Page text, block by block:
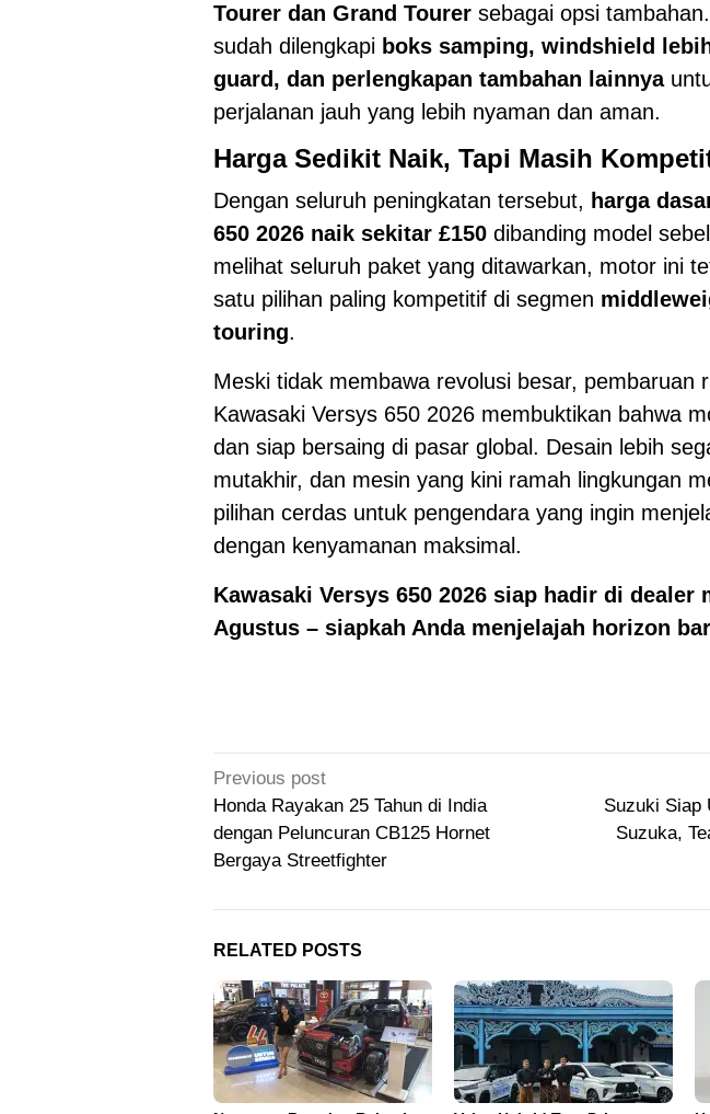
Tourer dan Grand Tourer sebagai opsi
sudah dilengkapi boks samping, windshield
guard, dan perlengkapan tambahan lainnya
perjalanan jauh yang lebih nyaman dan aman.
Harga Sedikit Naik, Tapi Masih
Dengan seluruh peningkatan tersebut, harga
650 2026 naik sekitar £150 dibanding model
melihat seluruh paket yang ditawarkan, motor ini
satu pilihan paling kompetitif di segmen
touring.
Meski tidak membawa revolusi besar, pembaruan
Kawasaki Versys 650 2026 membuktikan bahwa
dan siap bersaing di pasar global. Desain lebih
mutakhir, dan mesin yang kini ramah lingkungan
pilihan cerdas untuk pengendara yang ingin
dengan kenyamanan maksimal.
Kawasaki Versys 650 2026 siap hadir di dealer
Agustus – siapkah Anda menjelajah horizon
Post
navigation
Previous post
Honda Rayakan 25 Tahun di India
dengan Peluncuran CB125 Hornet
Bergaya Streetfighter
Suzuki Siap
Suzuka,
RELATED POSTS